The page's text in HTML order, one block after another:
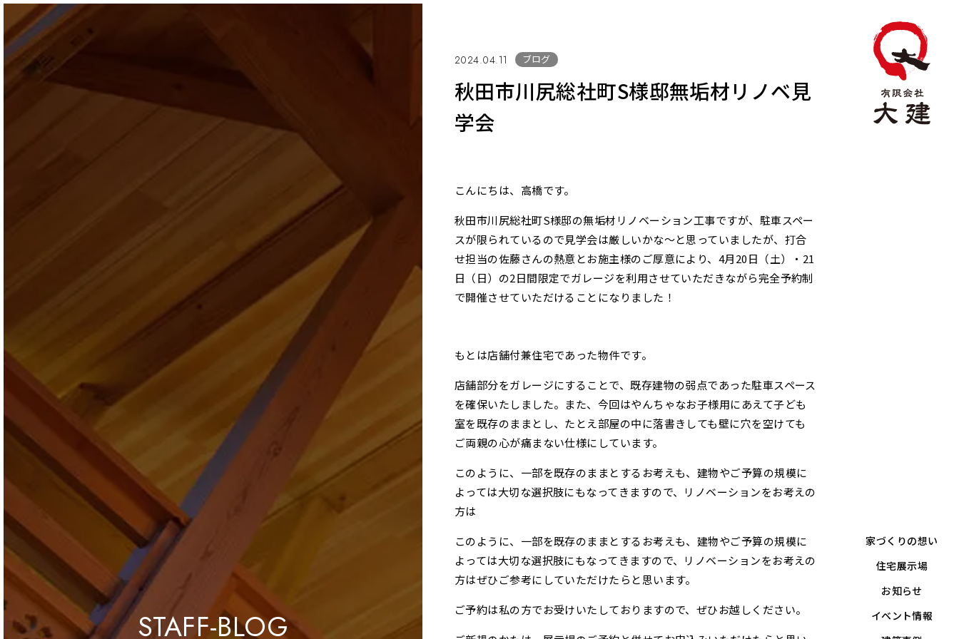
STAFF-BLOG
家づくりの想い
住宅展示場
お知らせ
イベント情報
2024.04.11 ブログ
秋田市川尻総社町S様邸無垢材リノベ見
学会
こんにちは、高橋です。
秋田市川尻総社町S様邸の無垢材リノベーション工事ですが、駐車スペー
スが限られているので見学会は厳しいかな～と思っていましたが、打合
せ担当の佐藤さんの熱意とお施主様のご厚意により、4月20日（土）・21
日（日）の2日間限定でガレージを利用させていただきながら完全予約制
で開催させていただけることになりました！
もとは店舗付兼住宅であった物件です。
店舗部分をガレージにすることで、既存建物の弱点であった駐車スペース
を確保いたしました。また、今回はやんちゃなお子様用にあえて子ども
室を既存のままとし、たとえ部屋の中に落書きしても壁に穴を空けても
ご両親の心が痛まない仕様にしています。
このように、一部を既存のままとするお考えも、建物やご予算の規模に
よっては大切な選択肢にもなってきますので、リノベーションをお考えの
方は
このように、一部を既存のままとするお考えも、建物やご予算の規模に
よっては大切な選択肢にもなってきますので、リノベーションをお考えの
方はぜひご参考にしていただけたらと思います。
ご予約は私の方でお受けいたしておりますので、ぜひお越しください。